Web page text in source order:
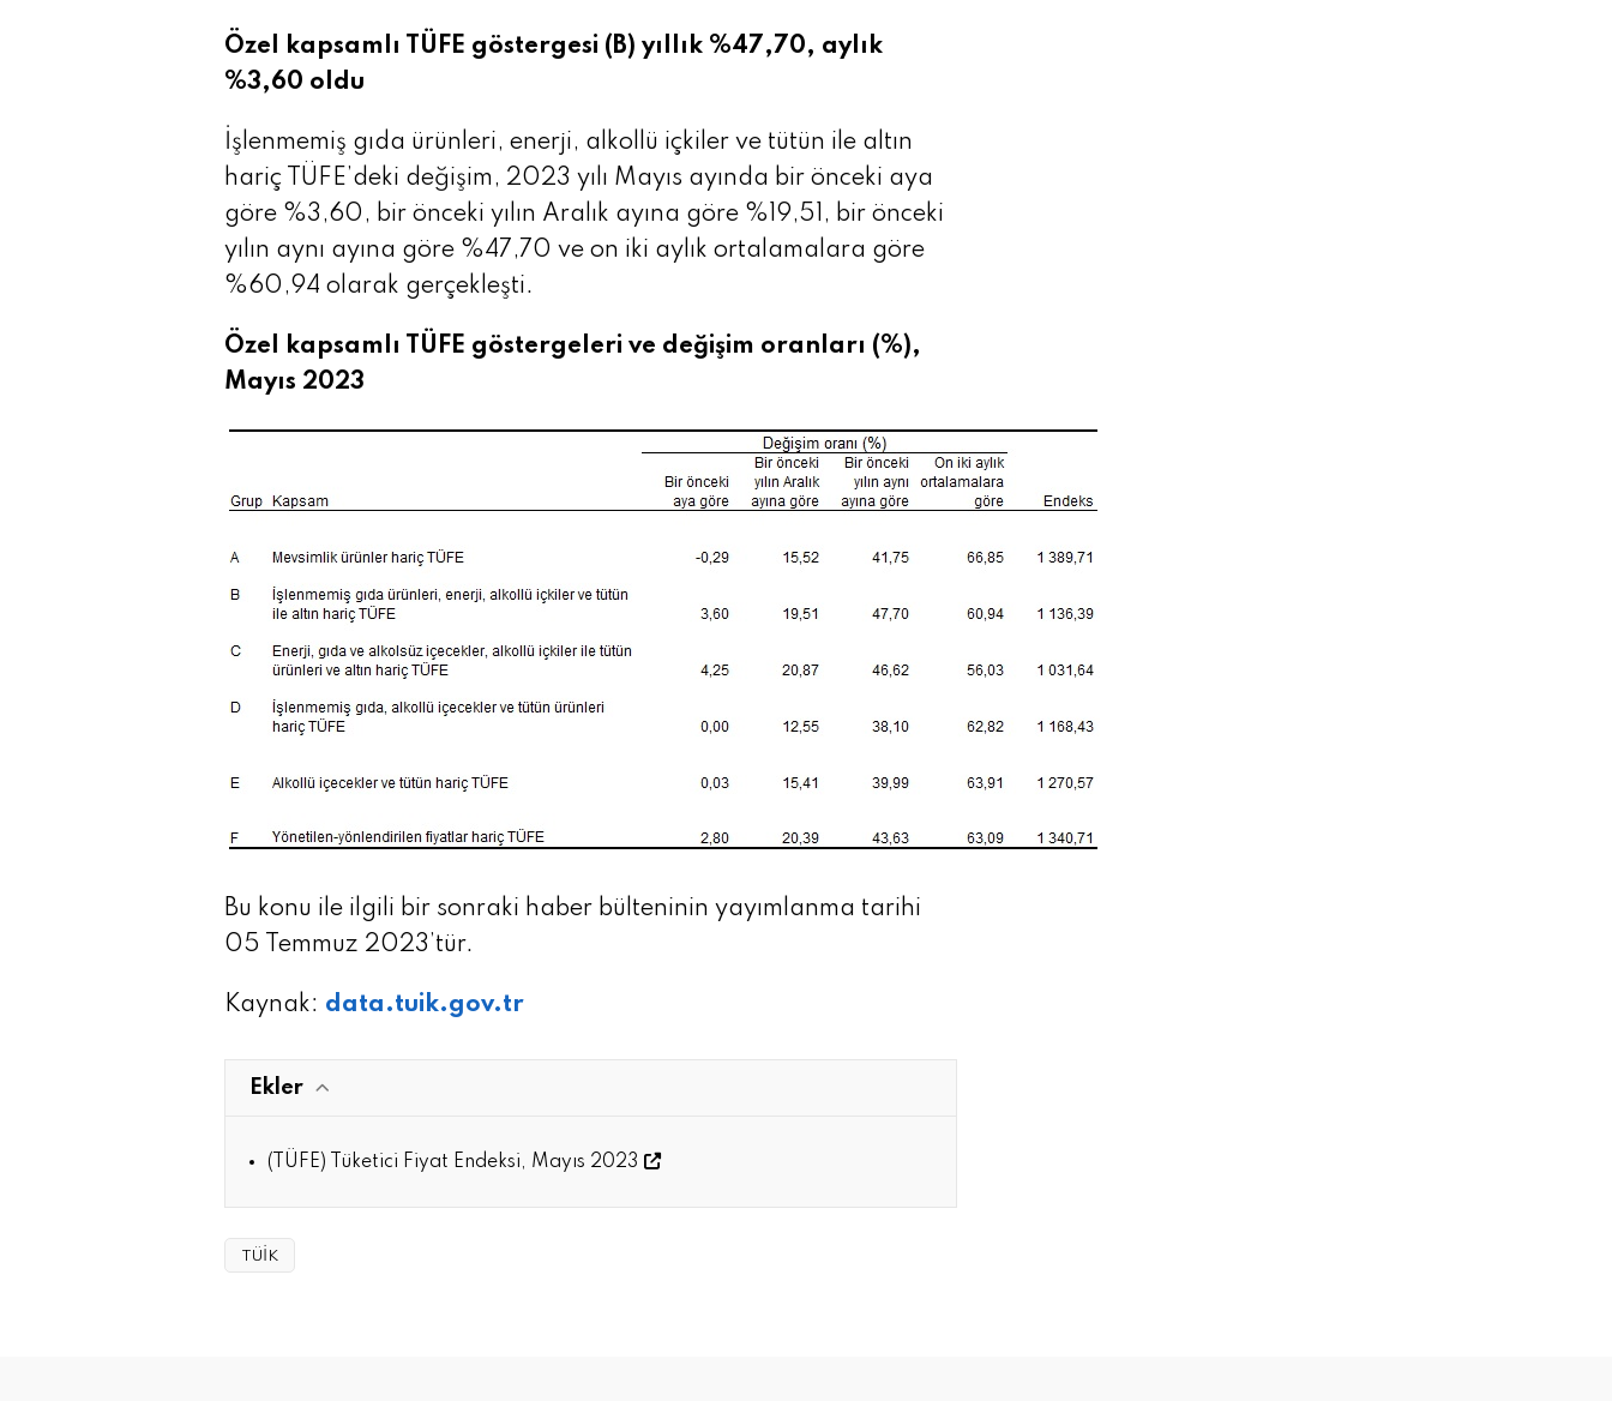
Özel kapsamlı TÜFE göstergesi (B) yıllık %47,70, aylık
%3,60 oldu
İşlenmemiş gıda ürünleri, enerji, alkollü içkiler ve tütün ile altın
hariç TÜFE’deki değişim, 2023 yılı Mayıs ayında bir önceki aya
göre %3,60, bir önceki yılın Aralık ayına göre %19,51, bir önceki
yılın aynı ayına göre %47,70 ve on iki aylık ortalamalara göre
%60,94 olarak gerçekleşti.
Özel kapsamlı TÜFE göstergeleri ve değişim oranları (%),
Mayıs 2023
Bu konu ile ilgili bir sonraki haber bülteninin yayımlanma tarihi
05 Temmuz 2023’tür.
Kaynak: data.tuik.gov.tr
Ekler
(TÜFE) Tüketici Fiyat Endeksi, Mayıs 2023
TÜİK